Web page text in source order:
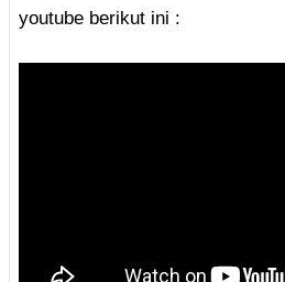
youtube berikut ini :